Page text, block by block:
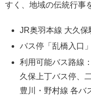
すく、地域の伝統行事
JR奥羽本線 大久保
バス停「乱橋入口
利用可能バス路線
久保上丁バス停、
豊川・野村線 各バ